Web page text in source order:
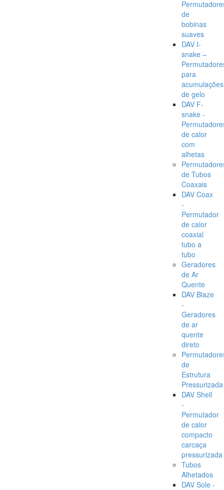
de
bobinas
suaves
DAV I-
snake –
para
acumulações
de gelo
DAV F-
snake -
de calor
com
alhetas
de Tubos
Coaxais
DAV Coax
-
Permutador
de calor
coaxial
tubo a
tubo
Geradores
de Ar
Quente
DAV Blaze
-
Geradores
de ar
quente
direto
de
Estrutura
Pressurizada
DAV Shell
-
Permutador
de calor
compacto
carcaça
pressurizada
Tubos
Alhetados
DAV Sole -